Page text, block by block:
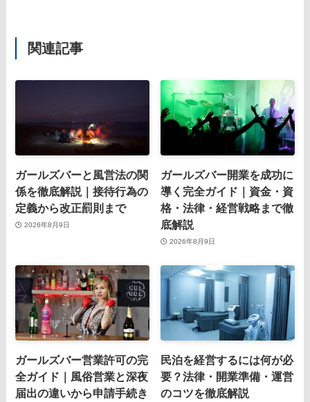
関連記事
ガールズバーと風営法の関
係を徹底解説｜接待行為の
定義から改正罰則まで
2026年8月9日
ガールズバー開業を成功に
導く完全ガイド｜資金・資
格・法律・経営戦略まで徹
底解説
2026年8月9日
ガールズバー営業許可の完
全ガイド｜風俗営業と深夜
届出の違いから申請手続き
民泊を経営するには何が必
要？法律・開業準備・運営
のコツを徹底解説